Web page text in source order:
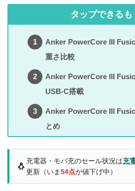
タップできるも
Anker PowerCore III
重さ比較
Anker PowerCore III
USB-C搭載
Anker PowerCore III
とめ
🐧 充電器・モバ充のセール状況は充
更新（いま54点が値下げ中）